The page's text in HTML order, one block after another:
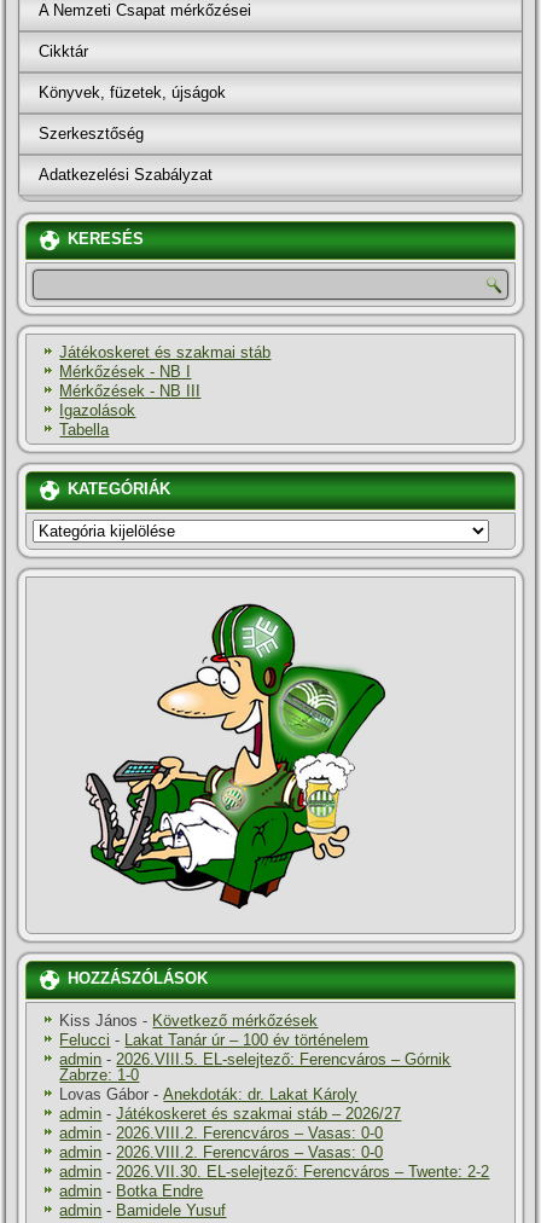
A Nemzeti Csapat mérkőzései
Cikktár
Könyvek, füzetek, újságok
Szerkesztőség
Adatkezelési Szabályzat
KERESÉS
Játékoskeret és szakmai stáb
Mérkőzések - NB I
Mérkőzések - NB III
Igazolások
Tabella
KATEGÓRIÁK
KATEGÓRIÁK
HOZZÁSZÓLÁSOK
Kiss János - Következő mérkőzések
Felucci - Lakat Tanár úr – 100 év történelem
admin -2026.VIII.5. EL-selejtező: Ferencváros – Górnik
Zabrze: 1-0
Lovas Gábor -Anekdoták: dr. Lakat Károly
admin -Játékoskeret és szakmai stáb – 2026/27
admin -2026.VIII.2. Ferencváros – Vasas: 0-0
admin -2026.VIII.2. Ferencváros – Vasas: 0-0
admin -2026.VII.30. EL-selejtező: Ferencváros – Twente: 2-2
admin - Botka Endre
admin - Bamidele Yusuf